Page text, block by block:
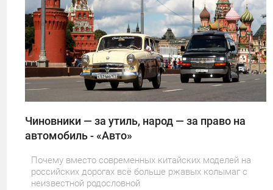
0
Чиновники — за утиль, народ — за право на
автомобиль - «Авто»
Почему вместо современных китайских моделей на
российских дорогах всё больше ржавых колымаг с
неизвестной родословной